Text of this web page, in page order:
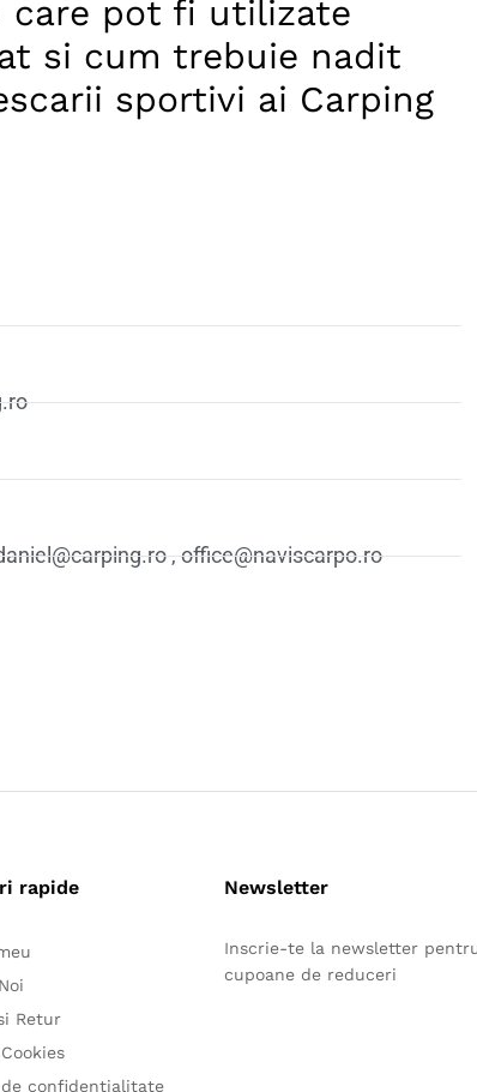
care pot fi utilizate
si cum trebuie nadit
sportivi ai Carping
, office@naviscarpo.ro
rapide
Retur
confidentialitate
Newsletter
Inscrie-te la newsletter
cupoane de reduceri